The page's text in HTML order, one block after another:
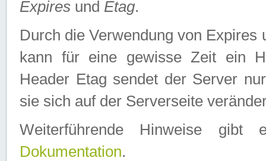
Expires und Etag.
Durch die Verwendung von
kann für eine gewisse Zeit ein
Header Etag sendet der Server
sie sich auf der Serverseite
Weiterführende Hinweise
Dokumentation.